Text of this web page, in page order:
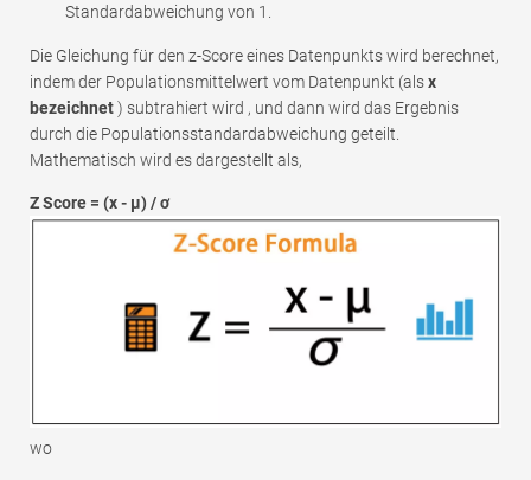
Standardabweichung von 1.
Die Gleichung für den z-Score eines Datenpunkts wird berechnet,
indem der Populationsmittelwert vom Datenpunkt (alsx
bezeichnet) subtrahiert wird , und dann wird das Ergebnis
durch die Populationsstandardabweichung geteilt.
Mathematisch wird es dargestellt als,
Z Score = (x - μ) / ơ
wo